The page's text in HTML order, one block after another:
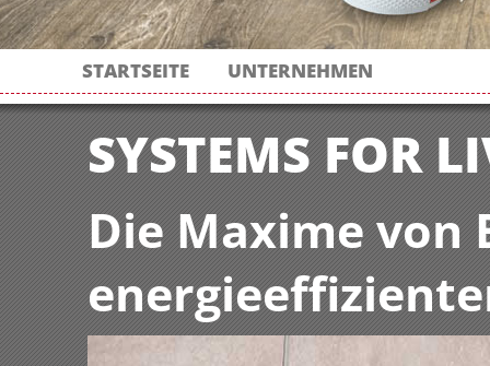
STARTSEITE UNTERNEHMEN
SYSTEMS FOR
Die Maxime von